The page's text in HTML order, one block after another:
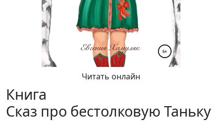
Читать онлайн
Книга
Сказ про бестолковую Таньку